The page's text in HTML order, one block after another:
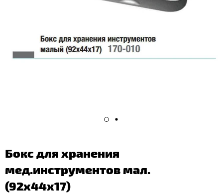
Бокс для хранения
мед.инструментов мал.
(92х44х17)